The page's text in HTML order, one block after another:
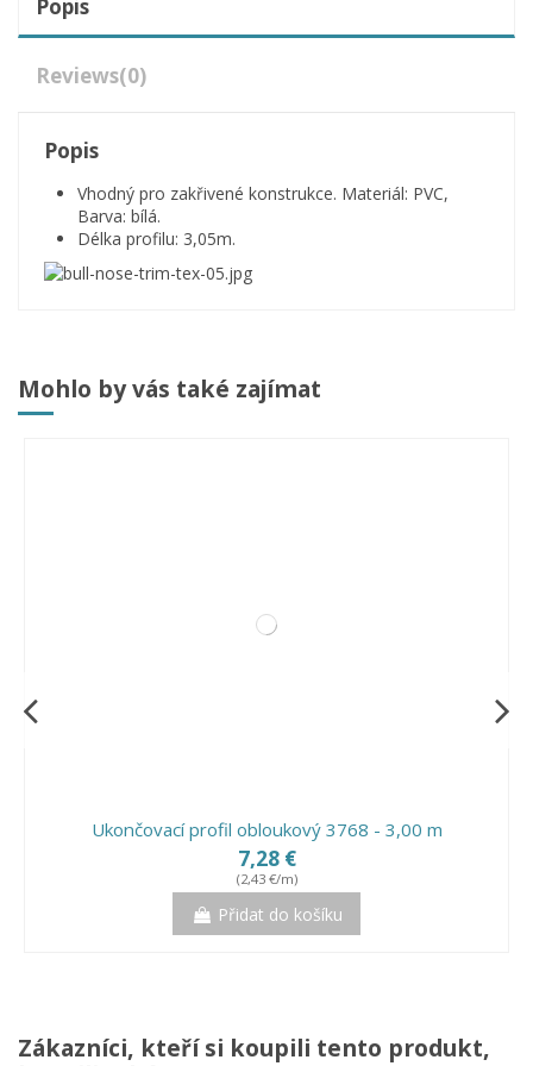
Popis
Reviews(0)
Popis
Vhodný pro zakřivené konstrukce. Materiál: PVC,
Barva: bílá.
Délka profilu: 3,05m.
Mohlo by vás také zajímat
Ukončovací profil obloukový 3768 - 3,00 m
7,28 €
(2,43 €/m)
Přidat do košíku
Zákazníci, kteří si koupili tento produkt,